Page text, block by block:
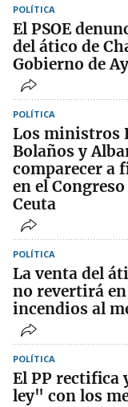
POLÍTICA
El PSOE
del ático de
Gobierno de
POLÍTICA
Los ministros
Bolaños y
comparecer a
en el
Ceuta
POLÍTICA
La venta del
no revertirá
incendios al
POLÍTICA
El PP rectifica
ley" con los